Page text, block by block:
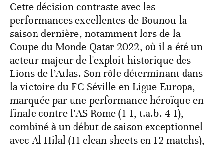
Cette décision contraste avec les
performances excellentes de Bounou la
saison dernière, notamment lors de la
Coupe du Monde Qatar 2022, où il a été un
acteur majeur de l'exploit historique des
Lions de l’Atlas. Son rôle déterminant dans
la victoire du FC Séville en Ligue Europa,
marquée par une performance héroïque en
finale contre l’AS Rome (1-1, t.a.b. 4-1),
combiné à un début de saison exceptionnel
avec Al Hilal (11 clean sheets en 12 matchs),